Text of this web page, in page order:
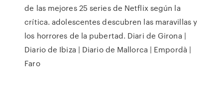
de las mejores 25 series de Netflix según la
crítica. adolescentes descubren las maravillas y
los horrores de la pubertad. Diari de Girona |
Diario de Ibiza | Diario de Mallorca | Empordà |
Faro